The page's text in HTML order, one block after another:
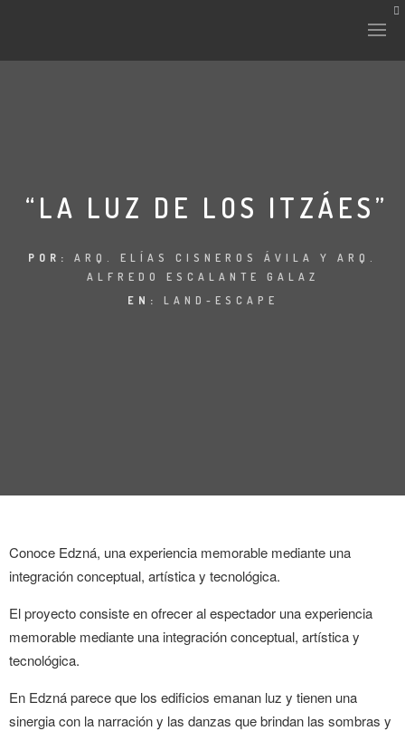
INTERVENCIONES
PLANTAE Y FAUNA
LA FOTO
LANDUUM
“LA LUZ DE LOS ITZÁES”
POR: ARQ. ELÍAS CISNEROS ÁVILA Y ARQ.
ALFREDO ESCALANTE GALAZ
EN: LAND-ESCAPE
Conoce Edzná, una experiencia memorable mediante una
integración conceptual, artística y tecnológica.
El proyecto consiste en ofrecer al espectador una experiencia
memorable mediante una integración conceptual, artística y
tecnológica.
En Edzná parece que los edificios emanan luz y tienen una
sinergia con la narración y las danzas que brindan las sombras y